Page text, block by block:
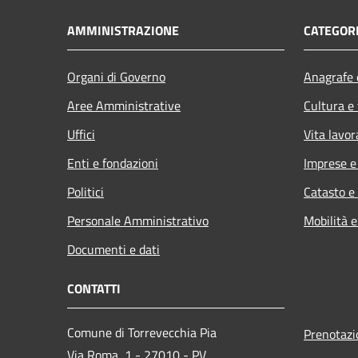
AMMINISTRAZIONE
Organi di Governo
Aree Amministrative
Uffici
Enti e fondazioni
Politici
Personale Amministrativo
Documenti e dati
Cultura
Vita
Imprese
Catasto
Mobilità
CONTATTI
Comune di Torrevecchia Pia